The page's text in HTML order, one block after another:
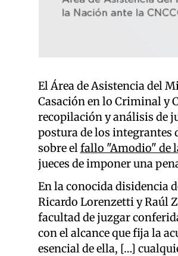
El Área de Asistencia del
Casación en lo Criminal y
recopilación y análisis de
postura de los integrantes
sobre elfallo "Amodio" de
jueces de imponer una
En la conocida disidencia
Ricardo Lorenzetti y Raúl
facultad de juzgar
con el alcance que fija la
esencial de ella, […]